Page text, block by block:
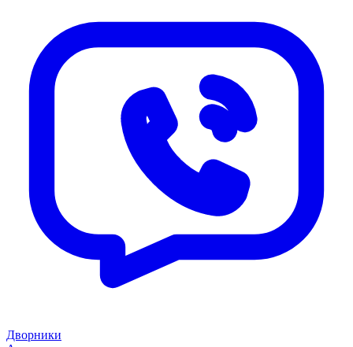
Дворники